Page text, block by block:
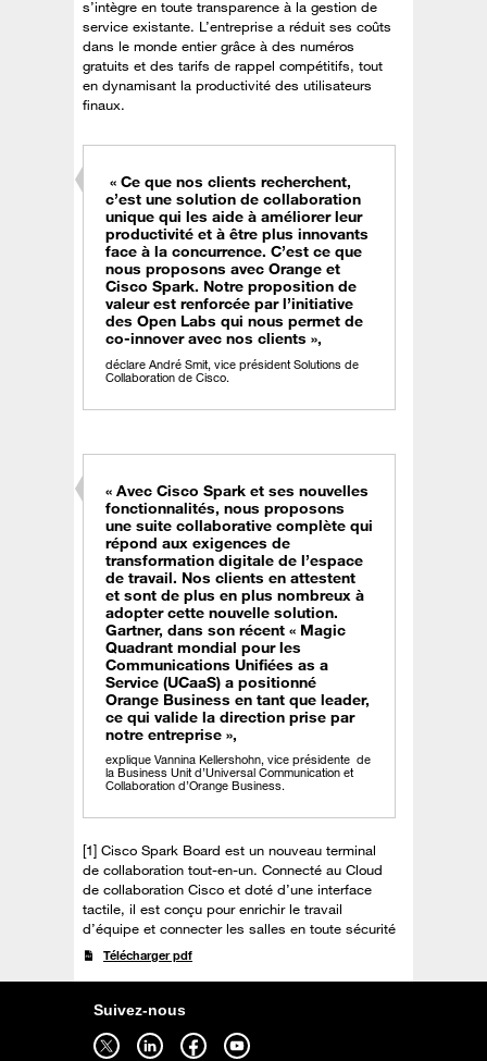
s’intègre en toute transparence à la gestion de
service existante. L’entreprise a réduit ses coûts
dans le monde entier grâce à des numéros
gratuits et des tarifs de rappel compétitifs, tout
en dynamisant la productivité des utilisateurs
finaux.
« Ce que nos clients recherchent,
c’est une solution de collaboration
unique qui les aide à améliorer leur
productivité et à être plus innovants
face à la concurrence. C’est ce que
nous proposons avec Orange et
Cisco Spark. Notre proposition de
valeur est renforcée par l’initiative
des Open Labs qui nous permet de
co-innover avec nos clients »,
déclare André Smit, vice président Solutions de
Collaboration de Cisco.
« Avec Cisco Spark et ses nouvelles
fonctionnalités, nous proposons
une suite collaborative complète qui
répond aux exigences de
transformation digitale de l’espace
de travail. Nos clients en attestent
et sont de plus en plus nombreux à
adopter cette nouvelle solution.
Gartner, dans son récent « Magic
Quadrant mondial pour les
Communications Unifiées as a
Service (UCaaS) a positionné
Orange Business en tant que leader,
ce qui valide la direction prise par
notre entreprise »,
explique Vannina Kellershohn, vice présidente de
la Business Unit d’Universal Communication et
Collaboration d’Orange Business.
[1] Cisco Spark Board est un nouveau terminal
de collaboration tout-en-un. Connecté au Cloud
de collaboration Cisco et doté d’une interface
tactile, il est conçu pour enrichir le travail
d’équipe et connecter les salles en toute sécurité
Télécharger pdf
Suivez-nous
Suivez-nous sur twitter - ouverture dans un nouvel onglet Suivez-nous sur linkedin - ouverture dans un nouvel onglet Suivez-nous sur facebook - ouverture dans un nouvel onglet Suivez-nous sur youtube - ouverture dans un nouvel onglet